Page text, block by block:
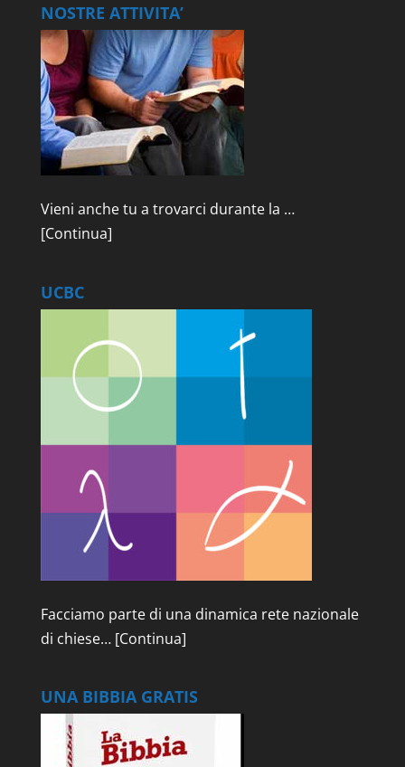
NOSTRE ATTIVITA’
Vieni anche tu a trovarci durante la …
[Continua]
UCBC
Facciamo parte di una dinamica rete nazionale
di chiese… [Continua]
UNA BIBBIA GRATIS